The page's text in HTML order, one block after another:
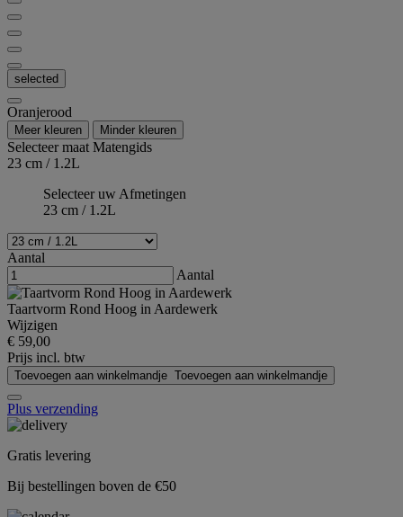
selected
Oranjerood
Meer kleuren Minder kleuren
Selecteer maatMatengids
23 cm / 1.2L
Selecteer uw Afmetingen
23 cm / 1.2L
Aantal
Aantal
Taartvorm Rond Hoog in Aardewerk
Wijzigen
€ 59,00
Prijs incl. btw
Toevoegen aan winkelmandje Toevoegen aan winkelmandje
Plus verzending
Gratis levering
Bij bestellingen boven de €50